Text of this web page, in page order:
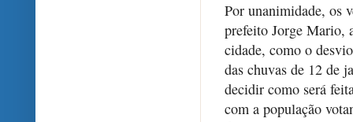
Por unanimidade, os
prefeito Jorge Mario,
cidade, como o
das chuvas de 12 de
decidir como será
com a população